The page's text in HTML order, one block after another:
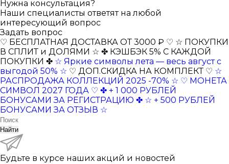
Нужна консультация?
Наши специалисты ответят на любой
интересующий вопрос
Задать вопрос
♡ БЕСПЛАТНАЯ ДОСТАВКА ОТ 3000 ₽ ♡ ☆ ПОКУПКИ
В СПЛИТ и ДОЛЯМИ ☆ ✤ КЭШБЭК 5% С КАЖДОЙ
ПОКУПКИ ✤ ☆ Яркие символы лета — весь август с
выгодой 50% ☆ ♡ ДОП.СКИДКА НА КОМПЛЕКТ ♡ ☆
РАСПРОДАЖА КОЛЛЕКЦИЙ 2025 -70% ☆ ♡ МОНЕТА
СИМВОЛ 2027 ГОДА ♡ ✤ + 1 000 РУБЛЕЙ
БОНУСАМИ ЗА РЕГИСТРАЦИЮ ✤ ☆ + 500 РУБЛЕЙ
БОНУСАМИ ЗА ОТЗЫВ ☆
Найти
Будьте в курсе наших акций и новостей